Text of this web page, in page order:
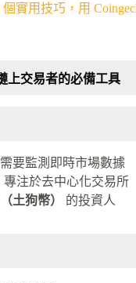
個實用技巧，用
上交易者的必備工具
需要監測即時市場數據
專注於去中心化交易所
土狗幣）
的投資人